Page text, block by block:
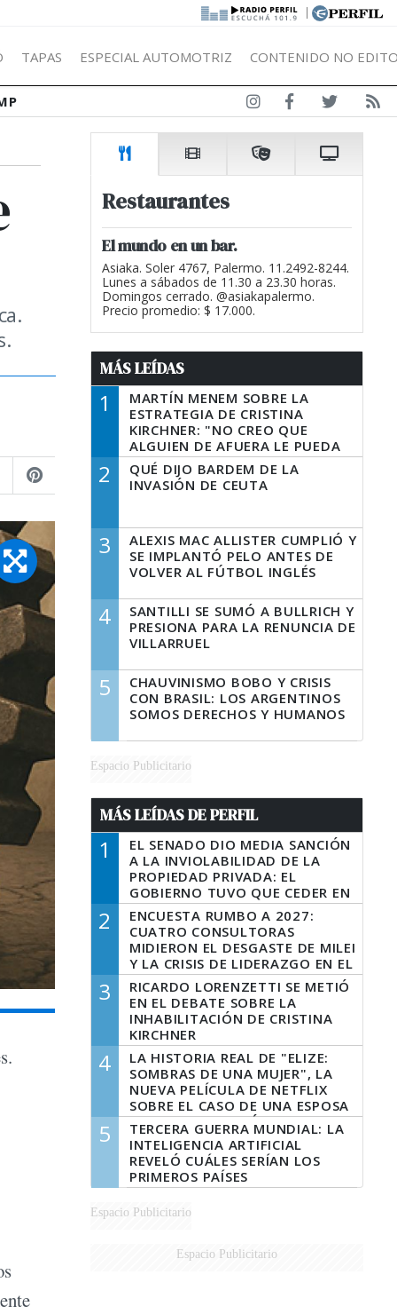
|
TAPAS ESPECIAL AUTOMOTRIZ CONTENIDO NO
Restaurantes
El mundo en un bar.
Asiaka. Soler 4767, Palermo. 11.2492-8244.
Lunes a sábados de 11.30 a 23.30 horas.
Domingos cerrado. @asiakapalermo.
Precio promedio: $ 17.000.
MÁS LEÍDAS
1
MARTÍN MENEM SOBRE LA
ESTRATEGIA DE CRISTINA
KIRCHNER: "NO CREO QUE
ALGUIEN DE AFUERA LE PUEDA
DECIR A LA JUSTICIA LO QUE
TIENE QUE HACER"
2
QUÉ DIJO BARDEM DE LA
INVASIÓN DE CEUTA
3
ALEXIS MAC ALLISTER CUMPLIÓ Y
SE IMPLANTÓ PELO ANTES DE
VOLVER AL FÚTBOL INGLÉS
4
SANTILLI SE SUMÓ A BULLRICH Y
PRESIONA PARA LA RENUNCIA DE
VILLARRUEL
5
CHAUVINISMO BOBO Y CRISIS
CON BRASIL: LOS ARGENTINOS
SOMOS DERECHOS Y HUMANOS
Espacio Publicitario
MÁS LEÍDAS DE PERFIL
1
EL SENADO DIO MEDIA SANCIÓN
A LA INVIOLABILIDAD DE LA
PROPIEDAD PRIVADA: EL
GOBIERNO TUVO QUE CEDER EN
LA LEY DEL MANEJO DEL FUEGO
2
ENCUESTA RUMBO A 2027:
CUATRO CONSULTORAS
MIDIERON EL DESGASTE DE MILEI
Y LA CRISIS DE LIDERAZGO EN EL
PERONISMO
3
RICARDO LORENZETTI SE METIÓ
EN EL DEBATE SOBRE LA
INHABILITACIÓN DE CRISTINA
KIRCHNER
4
LA HISTORIA REAL DE "ELIZE:
SOMBRAS DE UNA MUJER", LA
NUEVA PELÍCULA DE NETFLIX
SOBRE EL CASO DE UNA ESPOSA
QUE DESCUARTIZÓ A SU
MARIDO
5
TERCERA GUERRA MUNDIAL: LA
INTELIGENCIA ARTIFICIAL
REVELÓ CUÁLES SERÍAN LOS
PRIMEROS PAÍSES
LATINOAMERICANOS EN SER
DERROTADOS
Espacio Publicitario
Espacio Publicitario